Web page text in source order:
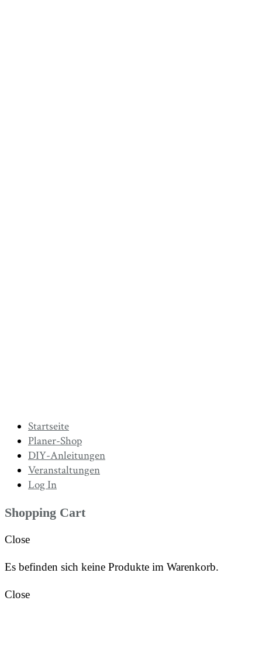
Startseite
Planer-Shop
DIY-Anleitungen
Veranstaltungen
Log In
Shopping Cart
Close
Es befinden sich keine Produkte im Warenkorb.
Close